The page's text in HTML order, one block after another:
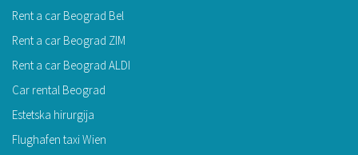
Rent a car Beograd Bel
Rent a car Beograd ZIM
Rent a car Beograd ALDI
Car rental Beograd
Estetska hirurgija
Flughafen taxi Wien